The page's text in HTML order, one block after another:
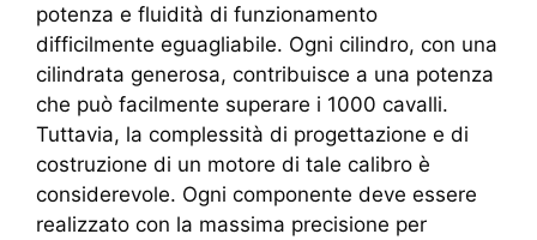
potenza e fluidità di funzionamento
difficilmente eguagliabile. Ogni cilindro, con una
cilindrata generosa, contribuisce a una potenza
che può facilmente superare i 1000 cavalli.
Tuttavia, la complessità di progettazione e di
costruzione di un motore di tale calibro è
considerevole. Ogni componente deve essere
realizzato con la massima precisione per